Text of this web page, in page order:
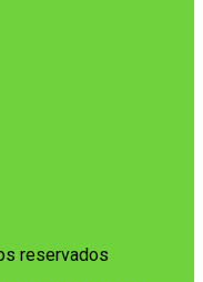
reservados